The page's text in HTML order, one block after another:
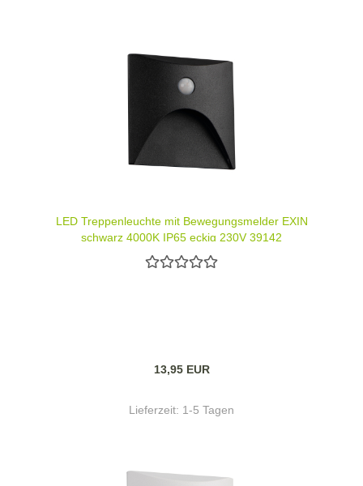
LED Treppenleuchte mit Bewegungsmelder EXIN
schwarz 4000K IP65 eckig 230V 39142
13,95 EUR
Lieferzeit: 1-5 Tagen